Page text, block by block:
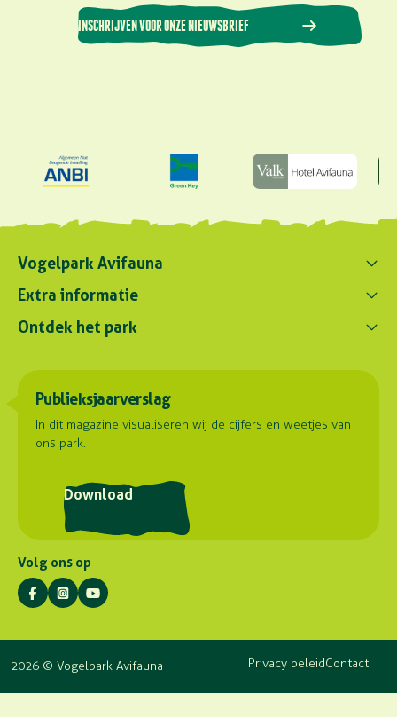
INSCHRIJVEN VOOR ONZE NIEUWSBRIEF
Vogelpark Avifauna
Contact ons
0172 - 256 256
contact@avifauna.nl
Parkadres
Hoorn 59
2404 HG Alphen aan den Rijn
Routebeschrijving
Postadres
Stuyvesantlaan 23
2404 XN Alphen aan den Rijn
Extra informatie
Parkregelement
Duurzaamheid
Samenwerkingen
Contact
Ontdek het park
Onze dieren
Plattegrond
Publieksjaarverslag
In dit magazine visualiseren wij de cijfers en weetjes van
ons park.
Download
Volg ons op
2026 © Vogelpark Avifauna Privacy beleidContact